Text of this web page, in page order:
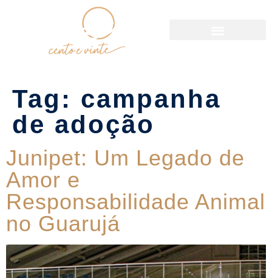
Tag: campanha
de adoção
Junipet: Um Legado de
Amor e
Responsabilidade Animal
no Guarujá